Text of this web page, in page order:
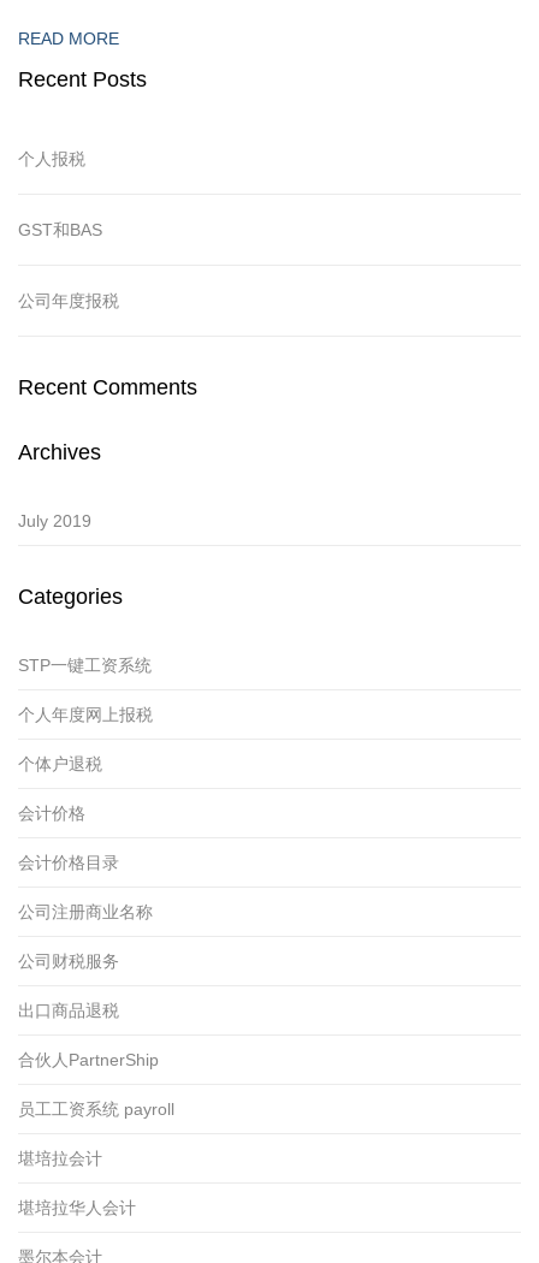
READ MORE
Recent Posts
个人报税
GST和BAS
公司年度报税
Recent Comments
Archives
July 2019
Categories
STP一键工资系统
个人年度网上报税
个体户退税
会计价格
会计价格目录
公司注册商业名称
公司财税服务
出口商品退税
合伙人PartnerShip
员工工资系统 payroll
堪培拉会计
堪培拉华人会计
墨尔本会计